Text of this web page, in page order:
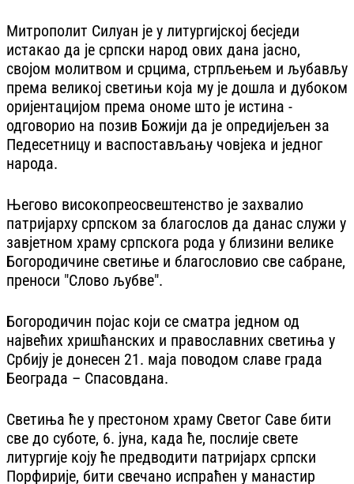
Митрополит Силуан је у литургијској бесједи
истакао да је српски народ ових дана јасно,
својом молитвом и срцима, стрпљењем и љубављу
према великој светињи која му је дошла и дубоком
оријентацијом према ономе што је истина -
одговорио на позив Божији да је опредијељен за
Педесетницу и васпостављању човјека и једног
народа.
Његово високопреосвештенство је захвалио
патријарху српском за благослов да данас служи у
завјетном храму српскога рода у близини велике
Богородичине светиње и благословио све сабране,
преноси "Слово љубве".
Богородичин појас који се сматра једном од
највећих хришћанских и православних светиња у
Србију је донесен 21. маја поводом славе града
Београда – Спасовдана.
Светиња ће у престоном храму Светог Саве бити
све до суботе, 6. јуна, када ће, послије свете
литургије коју ће предводити патријарх српски
Порфирије, бити свечано испраћен у манастир